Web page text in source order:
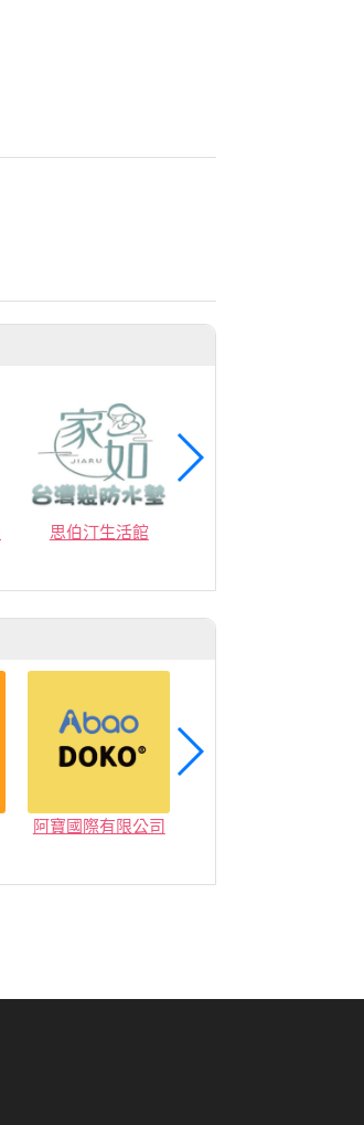
思伯汀生活館
阿寶國際有限公司